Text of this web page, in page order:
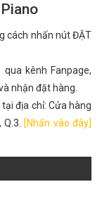
cách nhấn nút ĐẶT
kênh Fanpage,
nhận đặt hàng.
địa chỉ: Cửa hàng
[Nhấn vào đây]